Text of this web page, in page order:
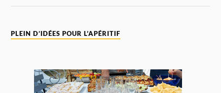
PLEIN D’IDÉES POUR L’APÉRITIF